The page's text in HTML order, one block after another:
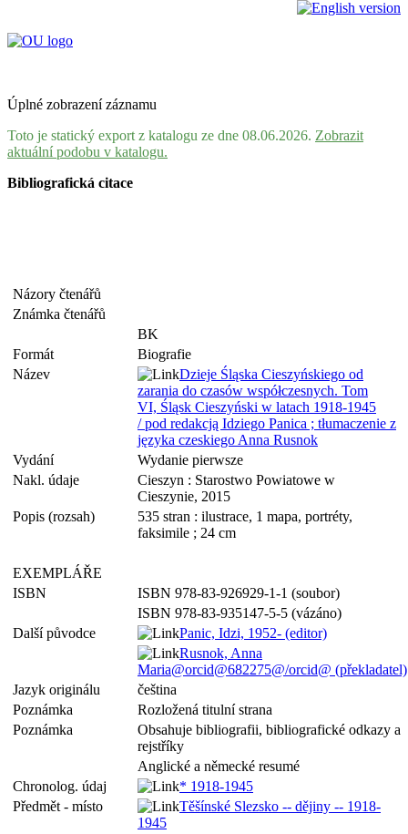
Úplné zobrazení záznamu
Toto je statický export z katalogu ze dne 08.06.2026. Zobrazit
aktuální podobu v katalogu.
Bibliografická citace
Názory čtenářů
Známka čtenářů
BK
Formát
Biografie
Název
Dzieje Śląska Cieszyńskiego od
zarania do czasów współczesnych. Tom
VI, Śląsk Cieszyński w latach 1918-1945
/ pod redakcją Idziego Panica ; tłumaczenie z
języka czeskiego Anna Rusnok
Vydání
Wydanie pierwsze
Nakl. údaje
Cieszyn : Starostwo Powiatowe w
Cieszynie, 2015
Popis (rozsah)
535 stran : ilustrace, 1 mapa, portréty,
faksimile ; 24 cm
EXEMPLÁŘE
ISBN
ISBN 978-83-926929-1-1 (soubor)
ISBN 978-83-935147-5-5 (vázáno)
Další původce
Panic, Idzi, 1952- (editor)
Rusnok, Anna
Maria@orcid@682275@/orcid@ (překladatel)
Jazyk originálu
čeština
Poznámka
Rozložená titulní strana
Poznámka
Obsahuje bibliografii, bibliografické odkazy a
rejstříky
Anglické a německé resumé
Chronolog. údaj
* 1918-1945
Předmět - místo
Těšínské Slezsko -- dějiny -- 1918-
1945